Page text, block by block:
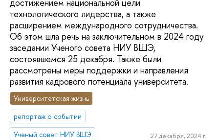
достижением национальной цели
технологического лидерства, а также
расширением международного сотрудничества.
Об этом шла речь на заключительном в 2024 году
заседании Ученого совета НИУ ВШЭ,
состоявшемся 25 декабря. Также были
рассмотрены меры поддержки и направления
развития кадрового потенциала университета.
Университетская жизнь
репортаж о событии
Ученый совет НИУ ВШЭ
27 декабря, 2024 г.